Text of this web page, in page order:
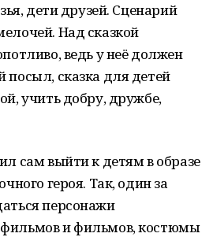
дети друзей. Сценарий
Над сказкой
ведь у неё должен
сказка для детей
учить добру, дружбе,
сам выйти к детям в образе
героя. Так, один за
персонажи
и фильмов, костюмы